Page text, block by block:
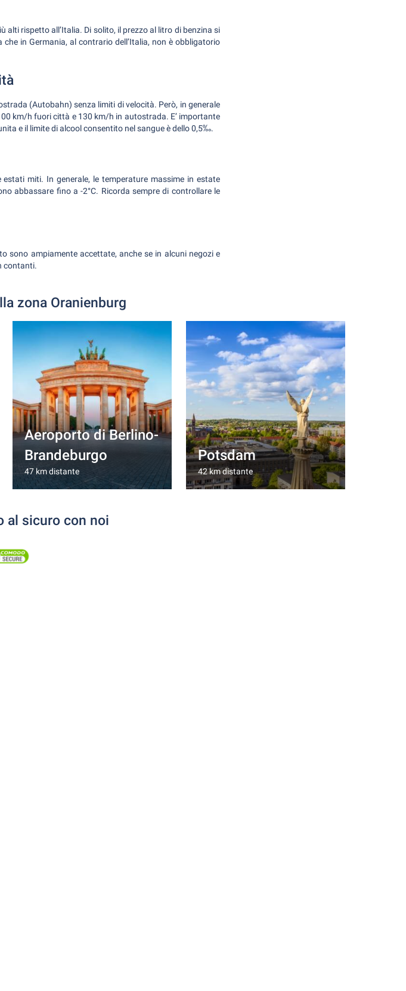
alti rispetto all’Italia. Di solito, il prezzo al litro di benzina si
in Germania, al contrario dell’Italia, non è obbligatorio
(Autobahn) senza limiti di velocità. Però, in generale
km/h fuori città e 130 km/h in autostrada. E’ importante
e il limite di alcool consentito nel sangue è dello 0,5‰.
miti. In generale, le temperature massime in estate
abbassare fino a -2°C. Ricorda sempre di controllare le
sono ampiamente accettate, anche se in alcuni negozi e
contanti.
zona Oranienburg
Aeroporto di Berlino-
Brandeburgo
47 km distante
Potsdam
42 km distante
al sicuro con noi